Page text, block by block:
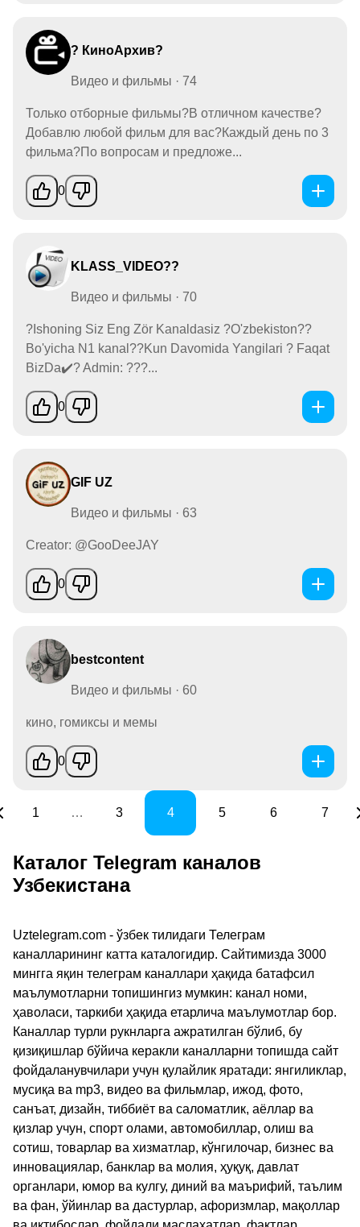
? КиноАрхив?
Видео и фильмы · 74
Только отборные фильмы?В отличном качестве?
Добавлю любой фильм для вас?Каждый день по 3
фильма?По вопросам и предложе...
0
KLASS_VIDEO??
Видео и фильмы · 70
?Ishoning Siz Eng Zör Kanaldasiz ?O'zbekiston??
Bo'yicha N1 kanal??Kun Davomida Yangilari ? Faqat
BizDa✔️? Admin: ???...
0
GIF UZ
Видео и фильмы · 63
Creator: @GooDeeJAY
0
bestcontent
Видео и фильмы · 60
кино, гомиксы и мемы
0
1 … 3 4 5 6 7
Каталог Telegram каналов
Узбекистана
Uztelegram.com - ўзбек тилидаги Телеграм
каналларининг катта каталогидир. Сайтимизда 3000
мингга яқин телеграм каналлари ҳақида батафсил
маълумотларни топишингиз мумкин: канал номи,
ҳаволаси, таркиби ҳақида етарлича маълумотлар бор.
Каналлар турли рукнларга ажратилган бўлиб, бу
қизиқишлар бўйича керакли каналларни топишда сайт
фойдаланувчилари учун қулайлик яратади: янгиликлар,
мусиқа ва mp3, видео ва фильмлар, ижод, фото,
санъат, дизайн, тиббиёт ва саломатлик, аёллар ва
қизлар учун, спорт олами, автомобиллар, олиш ва
сотиш, товарлар ва хизматлар, кўнгилочар, бизнес ва
инновациялар, банклар ва молия, ҳуқуқ, давлат
органлари, юмор ва кулгу, диний ва маърифий, таълим
ва фан, ўйинлар ва дастурлар, афоризмлар, мақоллар